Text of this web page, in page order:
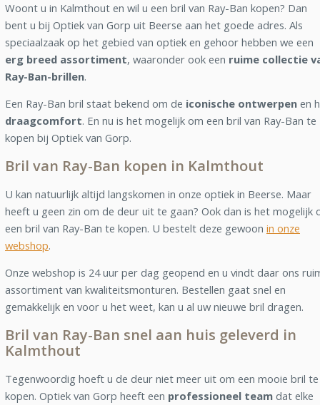
Woont u in Kalmthout en wil u een bril van Ray-Ban kopen? Dan
bent u bij Optiek van Gorp uit Beerse aan het goede adres. Als
speciaalzaak op het gebied van optiek en gehoor hebben we een
erg breed assortiment, waaronder ook een ruime collectie
Ray-Ban-brillen.
Een Ray-Ban bril staat bekend om de iconische ontwerpen en
draagcomfort. En nu is het mogelijk om een bril van Ray-Ban te
kopen bij Optiek van Gorp.
Bril van Ray-Ban kopen in Kalmthout
U kan natuurlijk altijd langskomen in onze optiek in Beerse. Maar
heeft u geen zin om de deur uit te gaan? Ook dan is het mogelijk
een bril van Ray-Ban te kopen. U bestelt deze gewoon in onze
webshop.
Onze webshop is 24 uur per dag geopend en u vindt daar ons
assortiment van kwaliteitsmonturen. Bestellen gaat snel en
gemakkelijk en voor u het weet, kan u al uw nieuwe bril dragen.
Bril van Ray-Ban snel aan huis geleverd in
Kalmthout
Tegenwoordig hoeft u de deur niet meer uit om een mooie bril te
kopen. Optiek van Gorp heeft een professioneel team dat elke